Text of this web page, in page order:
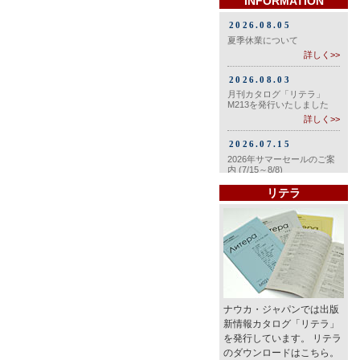
リテラ
ナウカ・ジャパンでは出版
新情報カタログ「リテラ」
を発行しています。 リテラ
のダウンロードはこちら。